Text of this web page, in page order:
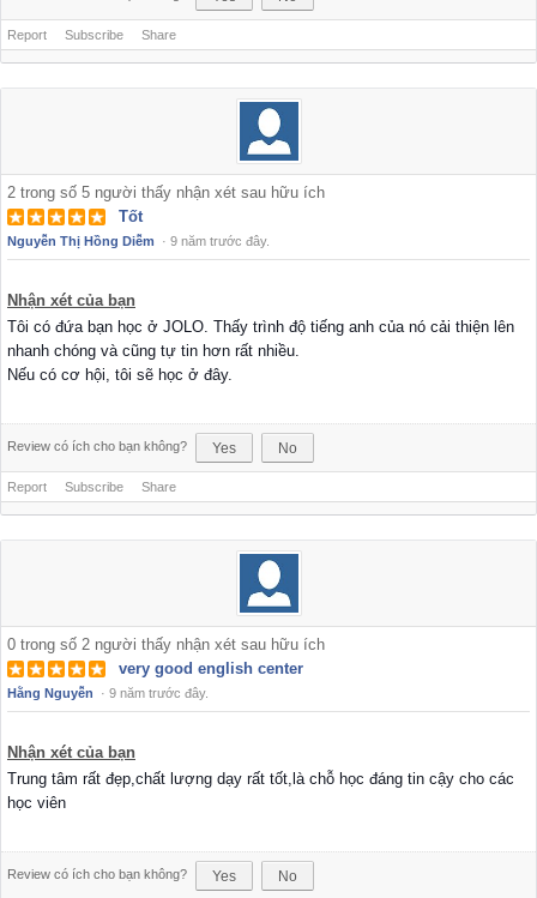
Report Subscribe Share
2 trong số 5 người thấy nhận xét sau hữu ích
Tốt
Nguyễn Thị Hồng Diễm · 9 năm trước đây.
Nhận xét của bạn
Tôi có đứa bạn học ở JOLO. Thấy trình độ tiếng anh của nó cải thiện lên
nhanh chóng và cũng tự tin hơn rất nhiều.
Nếu có cơ hội, tôi sẽ học ở đây.
Review có ích cho bạn không? Yes No
Report Subscribe Share
0 trong số 2 người thấy nhận xét sau hữu ích
very good english center
Hằng Nguyễn · 9 năm trước đây.
Nhận xét của bạn
Trung tâm rất đẹp,chất lượng dạy rất tốt,là chỗ học đáng tin cậy cho các
học viên
Review có ích cho bạn không? Yes No